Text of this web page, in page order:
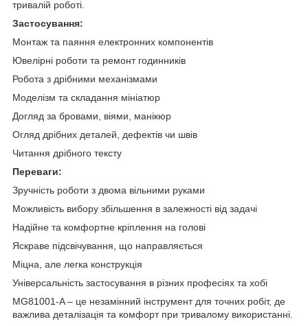
тривалій роботі.
Застосування:
Монтаж та паяння електронних компонентів
Ювелірні роботи та ремонт годинників
Робота з дрібними механізмами
Моделізм та складання мініатюр
Догляд за бровами, віями, манікюр
Огляд дрібних деталей, дефектів чи швів
Читання дрібного тексту
Переваги:
Зручність роботи з двома вільними руками
Можливість вибору збільшення в залежності від задачі
Надійне та комфортне кріплення на голові
Яскраве підсвічування, що направляється
Міцна, але легка конструкція
Універсальність застосування в різних професіях та хобі
MG81001-A – це незамінний інструмент для точних робіт, де
важлива деталізація та комфорт при тривалому використанні.